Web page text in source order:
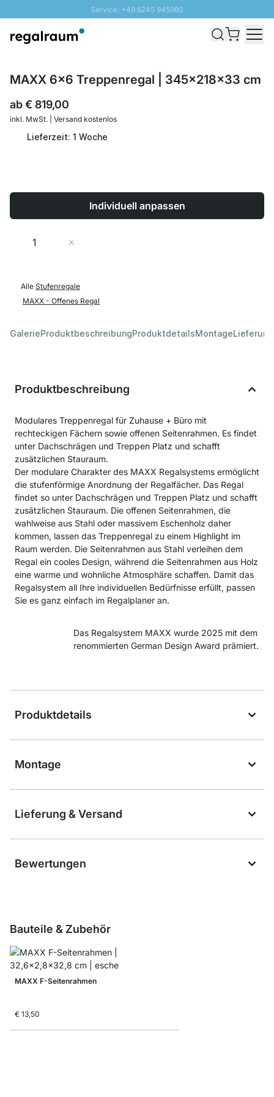
Service: +49 6245 945960
Schnelle Lieferung - Gratis Versand ab 100€
MAXX 6x6 Treppenregal | 345x218x33 cm
ab€ 819,00
inkl. MwSt. | Versand kostenlos
Lieferzeit: 1 Woche
Individuell anpassen
Menge
Alle Stufenregale
MAXX - Offenes Regal
GalerieProduktbeschreibungProduktdetailsMontage
Produktbeschreibung
Modulares Treppenregal für Zuhause + Büro mit
rechteckigen Fächern sowie offenen Seitenrahmen. Es findet
unter Dachschrägen und Treppen Platz und schafft
zusätzlichen Stauraum.
Der modulare Charakter des MAXX Regalsystems ermöglicht
die stufenförmige Anordnung der Regalfächer. Das Regal
findet so unter Dachschrägen und Treppen Platz und schafft
zusätzlichen Stauraum. Die offenen Seitenrahmen, die
wahlweise aus Stahl oder massivem Eschenholz daher
kommen, lassen das Treppenregal zu einem Highlight im
Raum werden. Die Seitenrahmen aus Stahl verleihen dem
Regal ein cooles Design, während die Seitenrahmen aus Holz
eine warme und wohnliche Atmosphäre schaffen. Damit das
Regalsystem all Ihre individuellen Bedürfnisse erfüllt, passen
Sie es ganz einfach im Regalplaner an.
Das Regalsystem MAXX wurde 2025 mit dem
renommierten German Design Award prämiert.
Produktdetails
Montage
Lieferung & Versand
Bewertungen
Bauteile & Zubehör
MAXX F-Seitenrahmen
€ 13,50